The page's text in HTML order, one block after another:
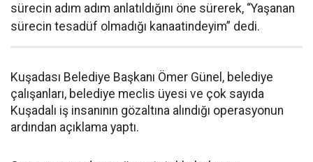
sürecin adım adım anlatıldığını öne sürerek, “Yaşanan
sürecin tesadüf olmadığı kanaatindeyim” dedi.
Kuşadası Belediye Başkanı Ömer Günel, belediye
çalışanları, belediye meclis üyesi ve çok sayıda
Kuşadalı iş insanının gözaltına alındığı operasyonun
ardından açıklama yaptı.